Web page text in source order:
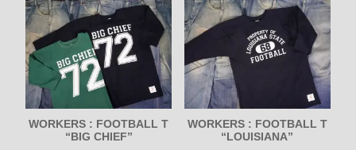
WORKERS : FOOTBALL T
“BIG CHIEF”
WORKERS : FOOTBALL T
“LOUISIANA”